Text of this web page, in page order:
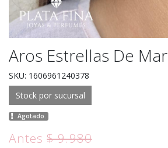
Aros Estrellas De Mar
SKU: 1606961240378
Stock por sucursal
Agotado.
Antes$ 9.980